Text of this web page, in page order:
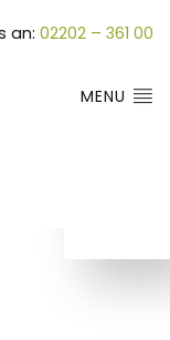
an: 02202 – 361 00
MENU